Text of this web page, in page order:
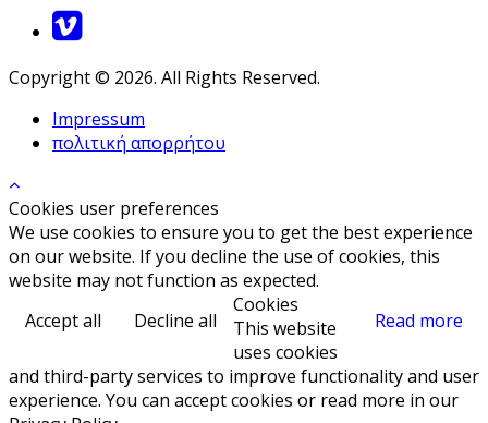
Copyright © 2026. All Rights Reserved.
Impressum
πολιτική απορρήτου
Cookies user preferences
We use cookies to ensure you to get the best experience
on our website. If you decline the use of cookies, this
website may not function as expected.
Accept all
Decline all Read more
Cookies
This website
uses cookies
and third-party services to improve functionality and user
experience. You can accept cookies or read more in our